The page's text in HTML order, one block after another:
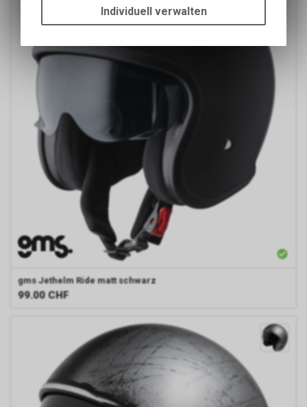
gms Jethelm Ride matt schwarz
99.00 CHF
um die grundlegenden
Funktionen unseres Online-
ermöglichen. Bitte beachten Sie,
dass die gespeicherten Daten
keinerlei Rückschlüsse auf Ihre
persönlichen Informationen
Individuell verwalten